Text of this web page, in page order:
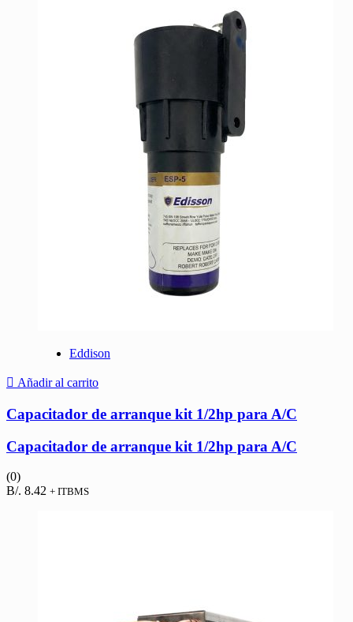
Eddison
Añadir al carrito
Capacitador de arranque kit 1/2hp para A/C
Capacitador de arranque kit 1/2hp para A/C
(0)
B/. 8.42 + ITBMS